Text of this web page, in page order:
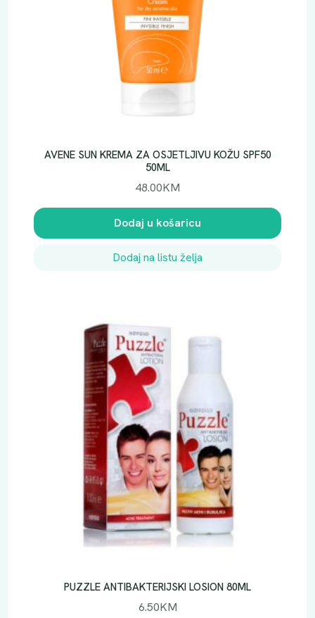
AVENE SUN KREMA ZA OSJETLJIVU KOŽU SPF50
50ML
48.00KM
Dodaj u košaricu
Dodaj na listu želja
PUZZLE ANTIBAKTERIJSKI LOSION 80ML
6.50KM